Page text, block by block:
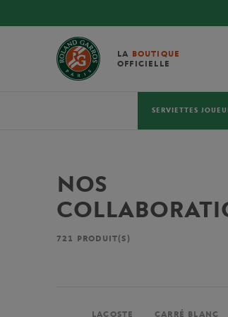
LA BOUTIQUE
OFFICIELLE
SERVIETTES
NOS
721 PRODUIT(S)
LACOSTE CARRÉ BLANC